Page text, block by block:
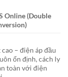
Online (Double
cao – điện áp đầu
ổn định, cách ly
toàn với điện